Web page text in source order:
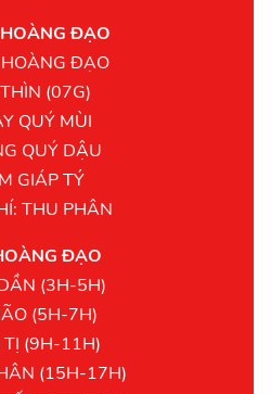
ĐẠO
ĐẠO
(07G)
QUÝ MÙI
QUÝ DẬU
GIÁP TÝ
THU PHÂN
ĐẠO
(3H-5H)
(5H-7H)
(9H-11H)
(15H-17H)